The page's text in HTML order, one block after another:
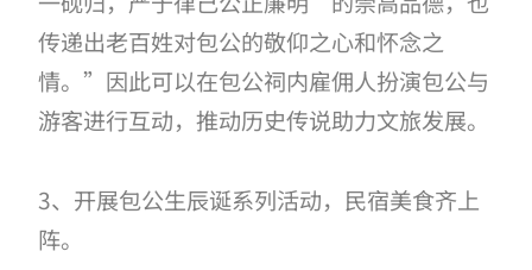
传递出老百姓对包公的敬仰之心和怀念之
情。”因此可以在包公祠内雇佣人扮演包公与
游客进行互动，推动历史传说助力文旅发展。
3、开展包公生辰诞系列活动，民宿美食齐上
阵。